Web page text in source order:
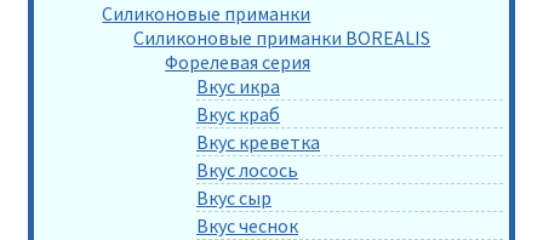
Силиконовые приманки
Силиконовые приманки BOREALIS
Форелевая серия
Вкус икра
Вкус краб
Вкус креветка
Вкус лосось
Вкус сыр
Вкус чеснок